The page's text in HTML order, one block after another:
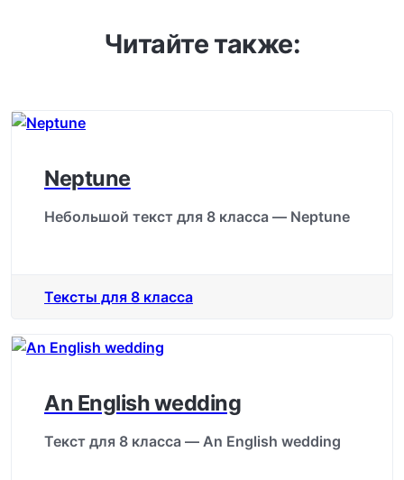
Читайте также:
Neptune
Небольшой текст для 8 класса — Neptune
Тексты для 8 класса
An English wedding
Текст для 8 класса — An English wedding